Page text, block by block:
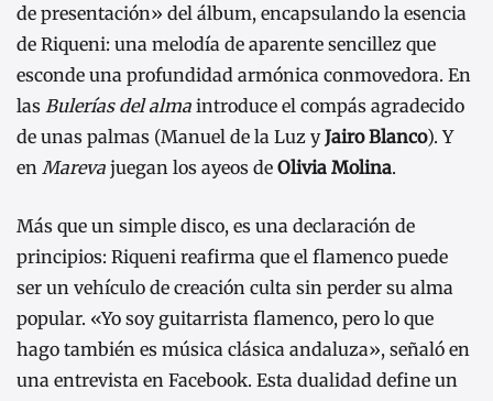
de presentación» del álbum, encapsulando la esencia
de Riqueni: una melodía de aparente sencillez que
esconde una profundidad armónica conmovedora. En
las Bulerías del alma introduce el compás agradecido
de unas palmas (Manuel de la Luz yJairo Blanco). Y
en Mareva juegan los ayeos de Olivia Molina.
Más que un simple disco, es una declaración de
principios: Riqueni reafirma que el flamenco puede
ser un vehículo de creación culta sin perder su alma
popular. «Yo soy guitarrista flamenco, pero lo que
hago también es música clásica andaluza», señaló en
una entrevista en Facebook. Esta dualidad define un